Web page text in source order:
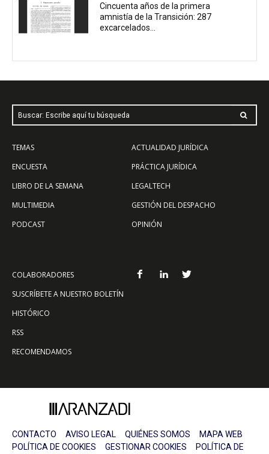
Cincuenta años de la primera
amnistía de la Transición: 287
excarcelados...
Buscar: Escribe aquí tu búsqueda
TEMAS
ENCUESTA
LIBRO DE LA SEMANA
MULTIMEDIA
PODCAST
ACTUALIDAD JURÍDICA
PRÁCTICA JURÍDICA
LEGALTECH
GESTIÓN DEL DESPACHO
OPINIÓN
COLABORADORES
SUSCRÍBETE A NUESTRO BOLETÍN
HISTÓRICO
RSS
RECOMENDAMOS
CONTACTO AVISO LEGAL QUIÉNES SOMOS
MAPA WEB
POLÍTICA DE COOKIES
GESTIONAR COOKIES POLÍTICA DE